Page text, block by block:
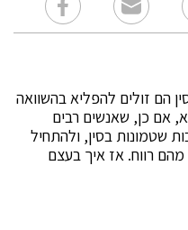
הם זולים להפליא בהשוואה
אם כן, שאנשים רבים
שטמונות בסין, ולהתחיל
רווח. אז איך בעצם